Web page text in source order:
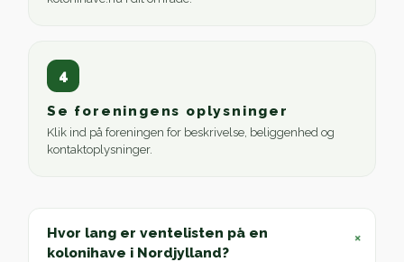
4
Se foreningens oplysninger
Klik ind på foreningen for beskrivelse, beliggenhed og
kontaktoplysninger.
Hvor lang er ventelisten på en
kolonihave i Nordjylland?
+